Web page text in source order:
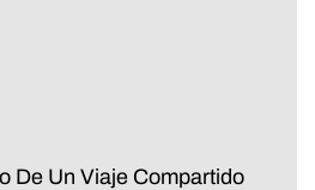
De Un Viaje Compartido